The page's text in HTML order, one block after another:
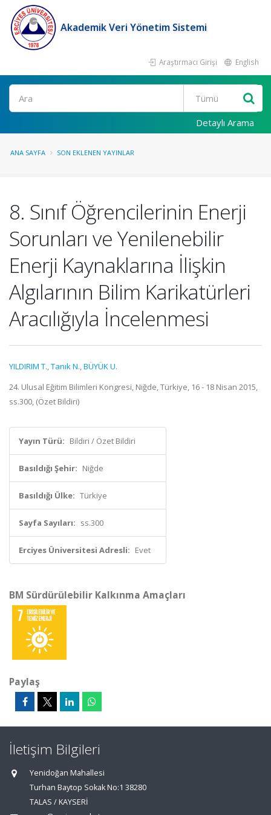
Akademik Veri Yönetim Sistemi
Araştırmacı Girişi English
Ara
Detaylı Arama
ANA SAYFA SON EKLENEN YAYINLAR
8. Sınıf Öğrencilerinin Enerji
Sorunları ve Yenilenebilir
Enerji Kaynaklarına İlişkin
Algılarının Bilim Karikatürleri
Aracılığıyla İncelenmesi
YILDIRIM T.,Tanık N.,BÜYÜK U.
24. Ulusal Eğitim Bilimleri Kongresi, Niğde, Türkiye, 16 - 18 Nisan 2015,
ss.300, (Özet Bildiri)
Yayın Türü: Bildiri / Özet Bildiri
Basıldığı Şehir: Niğde
Basıldığı Ülke: Türkiye
Sayfa Sayıları: ss.300
Erciyes Üniversitesi Adresli: Evet
BM Sürdürülebilir Kalkınma Amaçları
Paylaş
İletişim Bilgileri
Yenidoğan Mahallesi
Turhan Baytop Sokak No:1 38280
TALAS / KAYSERİ